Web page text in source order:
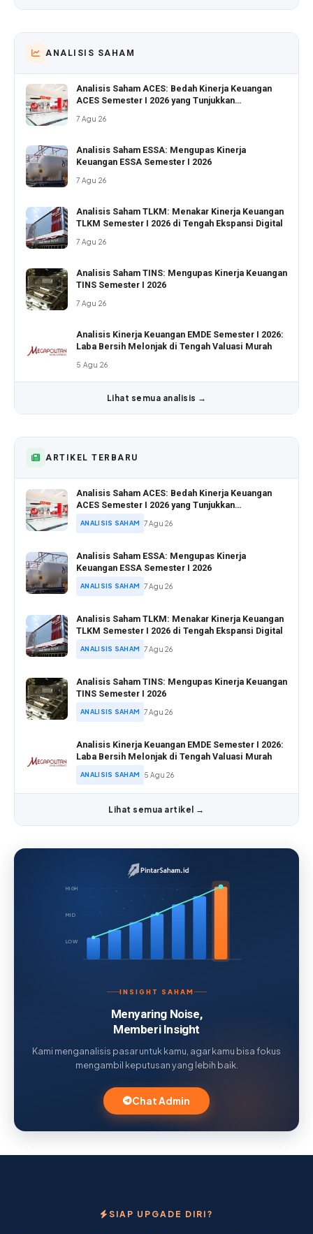
ANALISIS SAHAM
Analisis Saham ACES: Bedah Kinerja Keuangan
ACES Semester I 2026 yang Tunjukkan
7 Agu 26
Analisis Saham ESSA: Mengupas Kinerja
Keuangan ESSA Semester I 2026
7 Agu 26
Analisis Saham TLKM: Menakar Kinerja Keuangan
TLKM Semester I 2026 di Tengah Ekspansi Digital
7 Agu 26
Analisis Saham TINS: Mengupas Kinerja Keuangan
TINS Semester I 2026
7 Agu 26
Analisis Kinerja Keuangan EMDE Semester I 2026:
Laba Bersih Melonjak di Tengah Valuasi Murah
5 Agu 26
Lihat semua analisis →
ARTIKEL TERBARU
Analisis Saham ACES: Bedah Kinerja Keuangan
ACES Semester I 2026 yang Tunjukkan
ANALISIS SAHAM 7 Agu 26
Analisis Saham ESSA: Mengupas Kinerja
Keuangan ESSA Semester I 2026
ANALISIS SAHAM 7 Agu 26
Analisis Saham TLKM: Menakar Kinerja Keuangan
TLKM Semester I 2026 di Tengah Ekspansi Digital
ANALISIS SAHAM 7 Agu 26
Analisis Saham TINS: Mengupas Kinerja Keuangan
TINS Semester I 2026
ANALISIS SAHAM 7 Agu 26
Analisis Kinerja Keuangan EMDE Semester I 2026:
Laba Bersih Melonjak di Tengah Valuasi Murah
ANALISIS SAHAM 5 Agu 26
Lihat semua artikel →
HIGH
MID
LOW
INSIGHT SAHAM
Menyaring Noise,
Memberi Insight
Kami menganalisis pasar untuk kamu, agar kamu bisa fokus
mengambil keputusan yang lebih baik.
Chat Admin
SIAP UPGADE DIRI?